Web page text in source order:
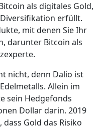
als digitales Gold,
erfüllt.
mit denen Sie Ihr
darunter Bitcoin als
nicht, denn Dalio ist
Allein im
sein Hedgefonds
Dollar darin. 2019
Gold das Risiko